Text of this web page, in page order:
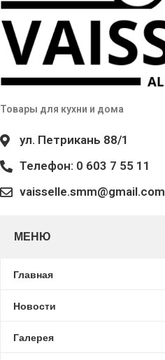
Товары для кухни и дома
ул. Петрикань 88/1
Телефон: 0 603 7 55 11
vaisselle.smm@gmail.com
МЕНЮ
Главная
Новости
Галерея